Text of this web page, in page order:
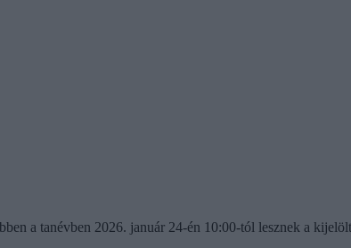
a tanévben 2026. január 24-én 10:00-tól lesznek a